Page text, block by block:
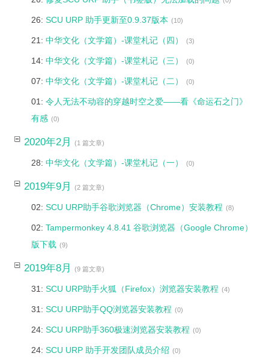
26: SCU URP 助手更新至0.9.37版本 (10)
21: 中华文化（文学篇）-课堂札记（四） (3)
14: 中华文化（文学篇）-课堂札记（三） (0)
07: 中华文化（文学篇）-课堂札记（二） (0)
01: 令人无法不动容的穿越时空之爱——看《命运石之门》
有感 (0)
2020年2月 (1 篇文章)
28: 中华文化（文学篇）-课堂札记（一） (0)
2019年9月 (2 篇文章)
02: SCU URP助手谷歌浏览器（Chrome）安装教程 (8)
02: Tampermonkey 4.8.41 谷歌浏览器（Google Chrome）
版下载 (9)
2019年8月 (9 篇文章)
31: SCU URP助手火狐（Firefox）浏览器安装教程 (4)
31: SCU URP助手QQ浏览器安装教程 (0)
24: SCU URP助手360极速浏览器安装教程 (0)
24: SCU URP 助手开发团队成员介绍 (0)